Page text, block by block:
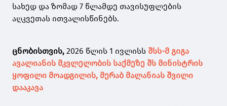
სახედ და ზომად 7 წლამდე თავისუფლების
აღკვეთას ითვალისწინებს.
ცნობისთვის, 2026 წლის 1 ივლისს შსს-მ გიგა
ავალიანის მკვლელობის საქმეზე შს მინისტრის
ყოფილი მოადგილის, მერაბ მალანიას შვილი
დააკავა